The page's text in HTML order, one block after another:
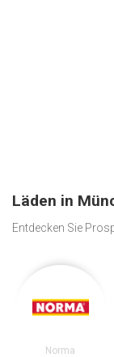
Läden in
Entdecken Sie
Norma